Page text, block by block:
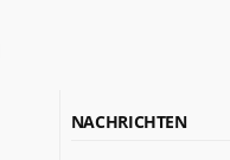
NACHRICHTEN